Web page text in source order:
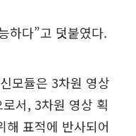
하다”고 덧붙였다.
모듈은 3차원 영상
서, 3차원 영상 획
해 표적에 반사되어